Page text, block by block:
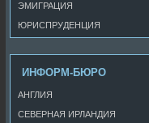
ЭМИГРАЦИЯ
ЮРИСПРУДЕНЦИЯ
ИНФОРМ-БЮРО
АНГЛИЯ
СЕВЕРНАЯ ИРЛАНДИЯ